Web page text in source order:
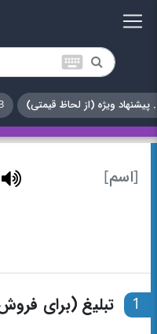
keyboard
3 .
[اسم]
1 تبلیغ (برای